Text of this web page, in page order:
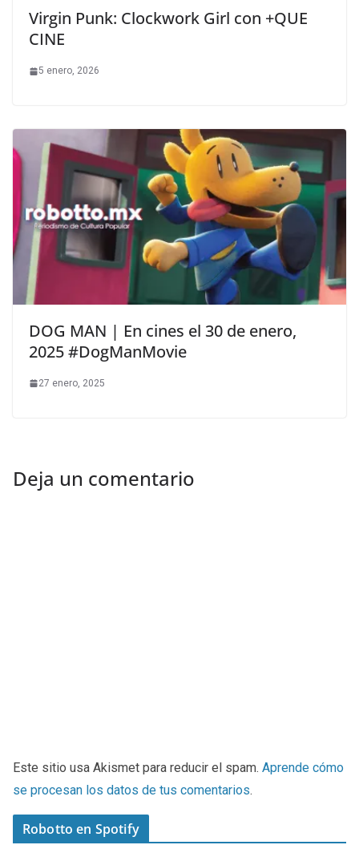
Virgin Punk: Clockwork Girl con +QUE
CINE
5 enero, 2026
DOG MAN | En cines el 30 de enero,
2025 #DogManMovie
27 enero, 2025
Deja un comentario
Este sitio usa Akismet para reducir el spam. Aprende cómo
se procesan los datos de tus comentarios.
Robotto en Spotify